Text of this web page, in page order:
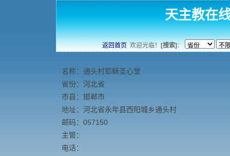
天主教在
返回首页欢迎光临！[搜索]：
名称：通头村耶稣圣心堂
省份：河北省
市县：邯郸市
地址：河北省永年县西阳城乡通头村
邮码：057150
主管：
电话：